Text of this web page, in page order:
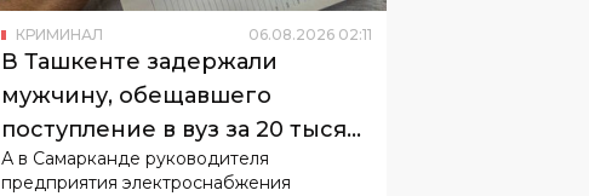
КРИМИНАЛ 06.08.2026 02:11
В Ташкенте задержали
мужчину, обещавшего
поступление в вуз за 20 тысяч
долларов
А в Самарканде руководителя
предприятия электроснабжения